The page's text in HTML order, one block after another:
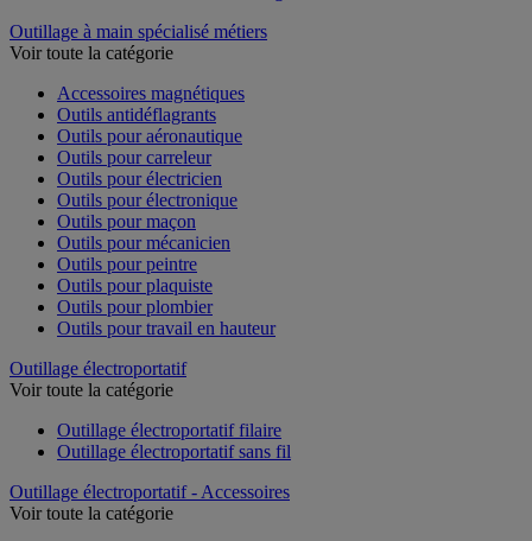
Outillage à main spécialisé métiers
Voir toute la catégorie
Accessoires magnétiques
Outils antidéflagrants
Outils pour aéronautique
Outils pour carreleur
Outils pour électricien
Outils pour électronique
Outils pour maçon
Outils pour mécanicien
Outils pour peintre
Outils pour plaquiste
Outils pour plombier
Outils pour travail en hauteur
Outillage électroportatif
Voir toute la catégorie
Outillage électroportatif filaire
Outillage électroportatif sans fil
Outillage électroportatif - Accessoires
Voir toute la catégorie